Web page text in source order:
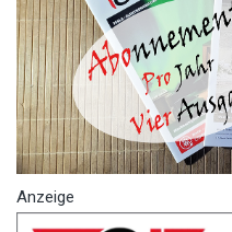
Anzeige